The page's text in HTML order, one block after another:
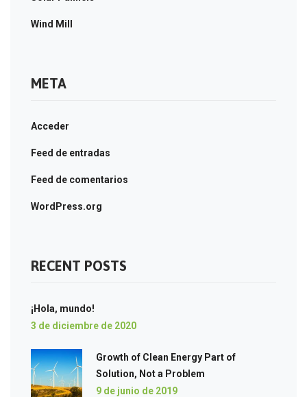
Wind Mill
META
Acceder
Feed de entradas
Feed de comentarios
WordPress.org
RECENT POSTS
¡Hola, mundo!
3 de diciembre de 2020
Growth of Clean Energy Part of
Solution, Not a Problem
9 de junio de 2019